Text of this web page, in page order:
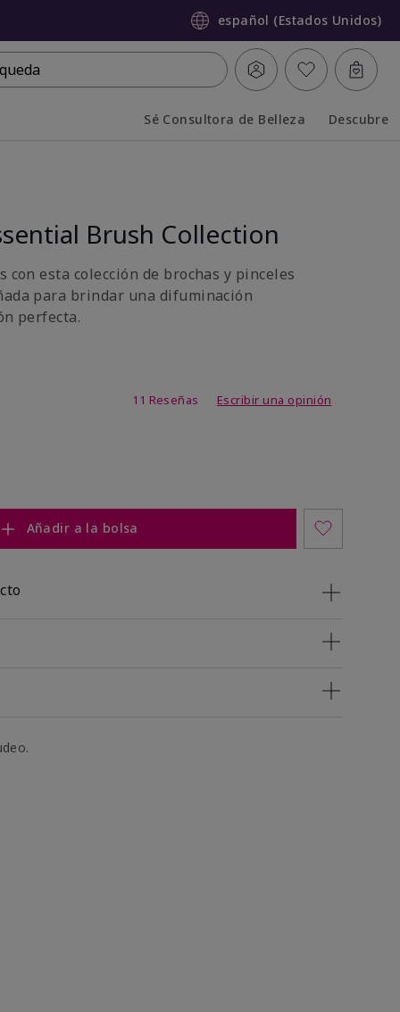
español (Estados Unidos)
Sé Consultora de Belleza Descubre
Brush Collection
con esta colección de brochas y pinceles
para brindar una difuminación
perfecta.
5 de 5
11 Reseñas Escribir una opinión
Añadir a la bolsa